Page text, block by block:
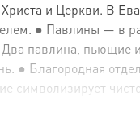
и Церкви. В
● Павлины — в
Два павлина,
Благородная
символизирует